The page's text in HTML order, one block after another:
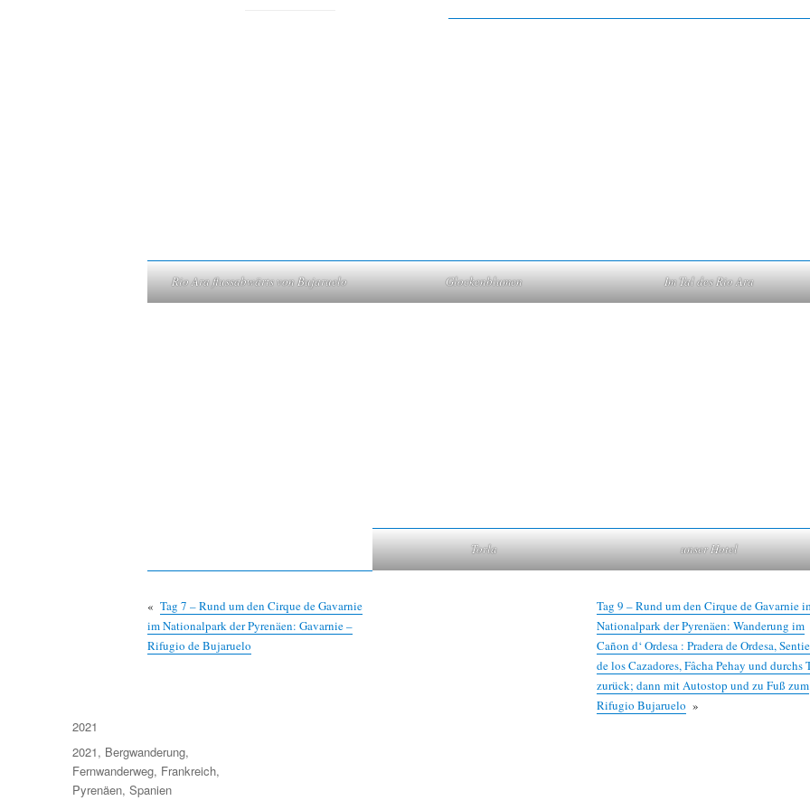
Rio Ara flussabwärts von Bujaruelo Glockenblumen Im Tal des Rio Ara
Torla unser Hotel
« Tag 7 – Rund um den Cirque de Gavarnie
im Nationalpark der Pyrenäen: Gavarnie –
Rifugio de Bujaruelo
Tag 9 – Rund um den Cirque de Gavarnie
Nationalpark der Pyrenäen: Wanderung im
Cañon d‘ Ordesa : Pradera de Ordesa,
de los Cazadores, Fâcha Pehay und durchs
zurück; dann mit Autostop und zu Fuß zum
Rifugio Bujaruelo »
Kategorien
2021
Schlagwörter
2021, Bergwanderung,
Fernwanderweg, Frankreich,
Pyrenäen,Spanien